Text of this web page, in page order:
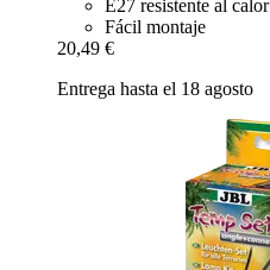
E27 resistente al calor
Fácil montaje
20,49 €
Entrega hasta el 18 agosto